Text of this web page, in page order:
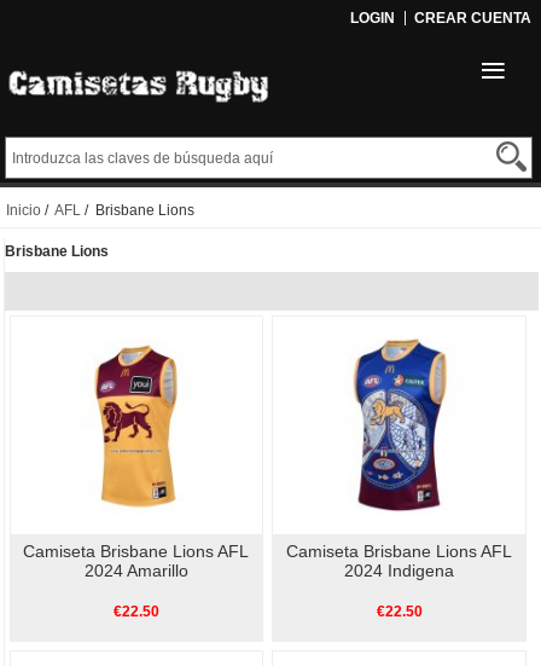
LOGIN CREAR CUENTA
Inicio / AFL / Brisbane Lions
Brisbane Lions
Camiseta Brisbane Lions AFL
2024 Amarillo
€22.50
Camiseta Brisbane Lions AFL
2024 Indigena
€22.50